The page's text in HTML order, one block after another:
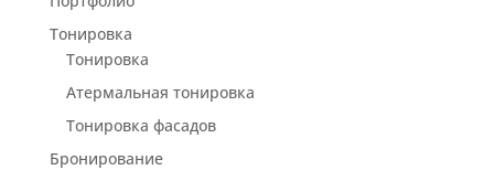
Тонировка
Тонировка
Атермальная тонировка
Тонировка фасадов
Бронирование